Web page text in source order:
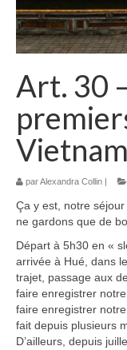
Les
Vietnam
Carte du
Vietnam –
Paludisme
Les
Cambodge
Carte du
Toutes à
Art. 30
Vietnam
parAlexandra Collin |
Ça y est, notre
ne gardons que de
Départ à 5h30 en «
arrivée à Hué, dans
trajet, passage aux
faire enregistrer
faire enregistrer
fait depuis plusieurs
D’ailleurs, depuis